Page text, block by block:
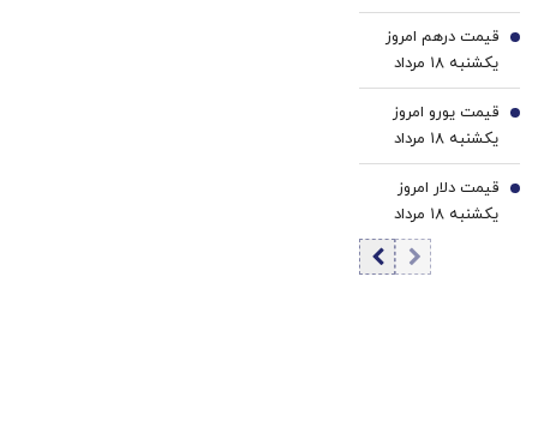
سرمربی جدید شد
قیمت درهم امروز
یکشنبه ۱۸ مرداد
۱۴۰۵/ افزایش
قیمت درهم
5
قیمت یورو امروز
یکشنبه ۱۸ مرداد
۱۴۰۵/ افزایش
قیمت یورو
6
قیمت دلار امروز
یکشنبه ۱۸ مرداد
۱۴۰۵/ افزایش
7